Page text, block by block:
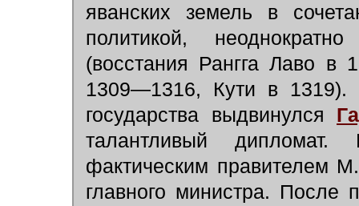
яванских земель в
политикой,
(восстания Рангга Лаво
1309—1316, Кути в 1319).
государства выдвинулся
талантливый
фактическим правителем
главного министра. После